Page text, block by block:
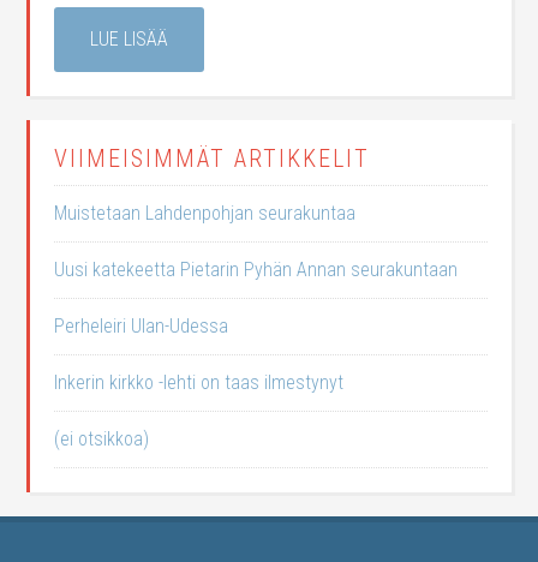
LUE LISÄÄ
VIIMEISIMMÄT ARTIKKELIT
Muistetaan Lahdenpohjan seurakuntaa
Uusi katekeetta Pietarin Pyhän Annan seurakuntaan
Perheleiri Ulan-Udessa
Inkerin kirkko -lehti on taas ilmestynyt
(ei otsikkoa)